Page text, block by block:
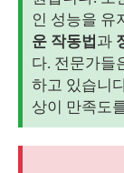
인 성능을 유
운 작동법 과
다. 전문가들
하고 있습니
상이 만족도